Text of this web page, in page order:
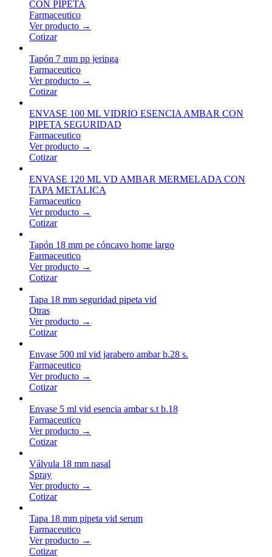
CON PIPETA
Farmaceutico
Ver producto →
Cotizar
Tapón 7 mm pp jeringa
Farmaceutico
Ver producto →
Cotizar
ENVASE 100 ML VIDRIO ESENCIA AMBAR CON
PIPETA SEGURIDAD
Farmaceutico
Ver producto →
Cotizar
ENVASE 120 ML VD AMBAR MERMELADA CON
TAPA METALICA
Farmaceutico
Ver producto →
Cotizar
Tapón 18 mm pe cóncavo home largo
Farmaceutico
Ver producto →
Cotizar
Tapa 18 mm seguridad pipeta vid
Otras
Ver producto →
Cotizar
Envase 500 ml vid jarabero ambar b.28 s.
Farmaceutico
Ver producto →
Cotizar
Envase 5 ml vid esencia ambar s.t b.18
Farmaceutico
Ver producto →
Cotizar
Válvula 18 mm nasal
Spray
Ver producto →
Cotizar
Tapa 18 mm pipeta vid serum
Farmaceutico
Ver producto →
Cotizar